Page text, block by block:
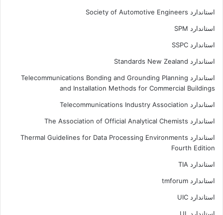
استاندارد Society of Automotive Engineers
استاندارد SPM
استاندارد SSPC
استاندارد Standards New Zealand
استاندارد Telecommunications Bonding and Grounding Planning
and Installation Methods for Commercial Buildings
استاندارد Telecommunications Industry Association
استاندارد The Association of Official Analytical Chemists
استاندارد Thermal Guidelines for Data Processing Environments
Fourth Edition
استاندارد TIA
استاندارد tmforum
استاندارد UIC